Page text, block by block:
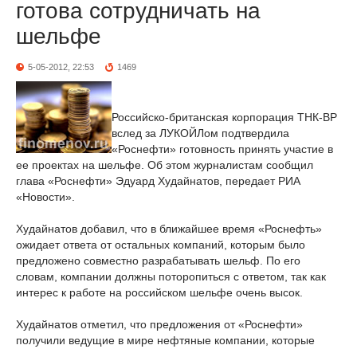
готова сотрудничать на
шельфе
5-05-2012, 22:53 1469
Российско-британская корпорация ТНК-ВР
вслед за ЛУКОЙЛом подтвердила
«Роснефти» готовность принять участие в
ее проектах на шельфе. Об этом журналистам сообщил
глава «Роснефти» Эдуард Худайнатов, передает РИА
«Новости».
Худайнатов добавил, что в ближайшее время «Роснефть»
ожидает ответа от остальных компаний, которым было
предложено совместно разрабатывать шельф. По его
словам, компании должны поторопиться с ответом, так как
интерес к работе на российском шельфе очень высок.
Худайнатов отметил, что предложения от «Роснефти»
получили ведущие в мире нефтяные компании, которые